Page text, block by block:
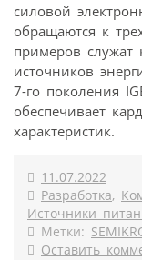
силовой
обращаются к
примеров служат
источников
7-го поколения
обеспечивает
характеристик.
11.07.2022
Разработка,
Источники
Метки:
Оставить